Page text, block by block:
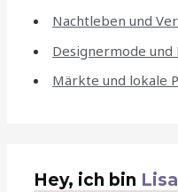
Nachtleben und
Designermode und
Märkte und lokale
Hey, ich bin Lisa